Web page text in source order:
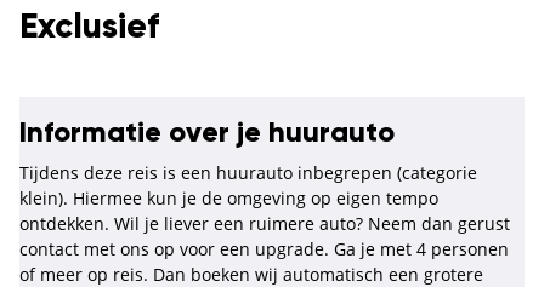
Exclusief
Informatie over je huurauto
Tijdens deze reis is een huurauto inbegrepen (categorie
klein). Hiermee kun je de omgeving op eigen tempo
ontdekken. Wil je liever een ruimere auto? Neem dan gerust
contact met ons op voor een upgrade. Ga je met 4 personen
of meer op reis. Dan boeken wij automatisch een grotere